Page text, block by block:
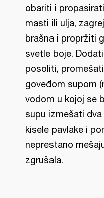
obariti i
masti ili ulja,
brašna i propržiti
svetle boje.
posoliti,
goveđom supom
vodom u kojoj se
supu izmešati
kisele pavlake i
neprestano
zgrušala.